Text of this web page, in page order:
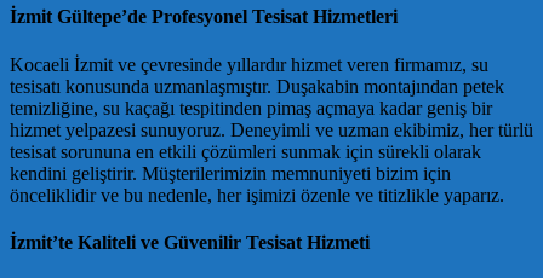
İzmit Gültepe’de Profesyonel Tesisat Hizmetleri
Kocaeli İzmit ve çevresinde yıllardır hizmet veren firmamız, su
tesisatı konusunda uzmanlaşmıştır. Duşakabin montajından petek
temizliğine, su kaçağı tespitinden pimaş açmaya kadar geniş bir
hizmet yelpazesi sunuyoruz. Deneyimli ve uzman ekibimiz, her türlü
tesisat sorununa en etkili çözümleri sunmak için sürekli olarak
kendini geliştirir. Müşterilerimizin memnuniyeti bizim için
önceliklidir ve bu nedenle, her işimizi özenle ve titizlikle yaparız.
İzmit’te Kaliteli ve Güvenilir Tesisat Hizmeti